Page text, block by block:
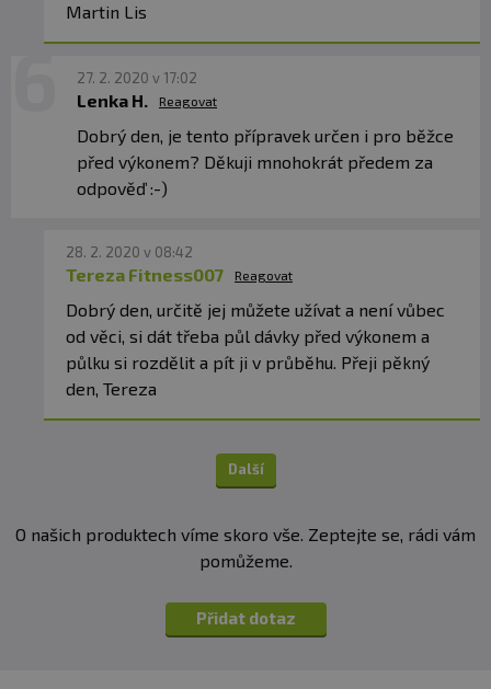
Martin Lis
27. 2. 2020 v 17:02
Lenka H. Reagovat
Dobrý den, je tento přípravek určen i pro běžce
před výkonem? Děkuji mnohokrát předem za
odpověď :-)
28. 2. 2020 v 08:42
Tereza Fitness007 Reagovat
Dobrý den, určitě jej můžete užívat a není vůbec
od věci, si dát třeba půl dávky před výkonem a
půlku si rozdělit a pít ji v průběhu. Přeji pěkný
den, Tereza
Další
O našich produktech víme skoro vše. Zeptejte se, rádi vám
pomůžeme.
Přidat dotaz